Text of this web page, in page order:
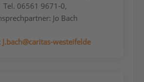
Tel. 06561 9671-0,
Jo Bach
J.bach@caritas-westeifelde